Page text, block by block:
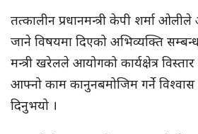
तत्कालीन प्रधानमन्त्री केपी शर्मा
जाने विषयमा दिएको अभिव्यक्ति
मन्त्री खरेलले आयोगको कार्यक्षेत्र
आफ्नो काम कानुनबमोजिम गर्ने विश्वास
दिनुभयो ।